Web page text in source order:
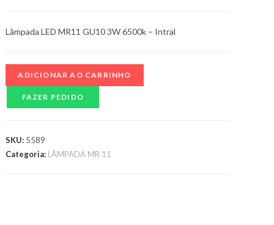
Lâmpada LED MR11 GU10 3W 6500k – Intral
ADICIONAR AO CARRINHO
FAZER PEDIDO
SKU: 5589
Categoria: LÂMPADA MR 11